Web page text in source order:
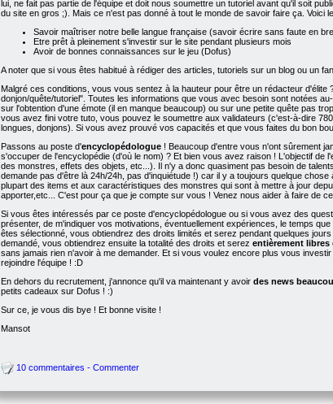
lui, ne fait pas partie de l'équipe et doit nous soumettre un tutoriel avant qu'il soit
du site en gros ;). Mais ce n'est pas donné à tout le monde de savoir faire ça. Voici
Savoir maîtriser notre belle langue française (savoir écrire sans faute en
Etre prêt à pleinement s'investir sur le site pendant plusieurs mois
Avoir de bonnes connaissances sur le jeu (Dofus)
A noter que si vous êtes habitué à rédiger des articles, tutoriels sur un blog ou un
Malgré ces conditions, vous vous sentez à la hauteur pour être un rédacteur
donjon/quête/tutoriel". Toutes les informations que vous avec besoin sont notées
sur l'obtention d'une émote (il en manque beaucoup) ou sur une petite quête pas
vous avez fini votre tuto, vous pouvez le soumettre aux validateurs (c'est-à-dire
longues, donjons). Si vous avez prouvé vos capacités et que vous faites du bon
Passons au poste d'encyclopédologue ! Beaucoup d'entre vous n'ont sûrement
s'occuper de l'encyclopédie (d'où le nom) ? Et bien vous avez raison ! L'objectif
des monstres, effets des objets, etc...). Il n'y a donc quasiment pas besoin de
demande pas d'être là 24h/24h, pas d'inquiétude !) car il y a toujours quelque
plupart des items et aux caractéristiques des monstres qui sont à mettre à jour
apporter,etc... C'est pour ça que je compte sur vous ! Venez nous aider à faire de
Si vous êtes intéressés par ce poste d'encyclopédologue ou si vous avez des
présenter, de m'indiquer vos motivations, éventuellement expériences, le temps
êtes sélectionné, vous obtiendrez des droits limités et serez pendant quelques
demandé, vous obtiendrez ensuite la totalité des droits et serez entièrement libres
sans jamais rien n'avoir à me demander. Et si vous voulez encore plus vous
rejoindre l'équipe ! :D
En dehors du recrutement, j'annonce qu'il va maintenant y avoir des news
petits cadeaux sur Dofus ! :)
Sur ce, je vous dis bye ! Et bonne visite !
Mansot
10 commentaires - Commenter